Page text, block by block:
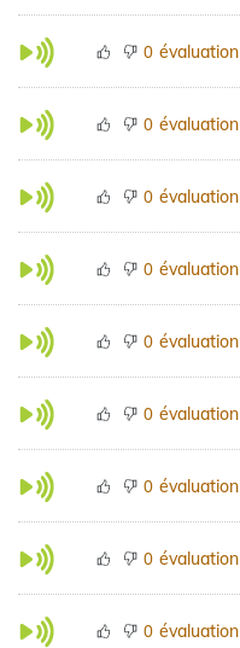
0 évaluation
0 évaluation
0 évaluation
0 évaluation
0 évaluation
0 évaluation
0 évaluation
0 évaluation
0 évaluation